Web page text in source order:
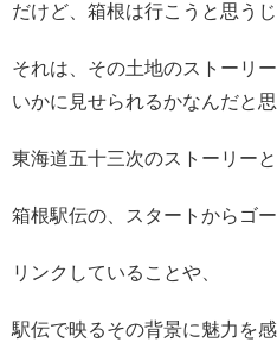
だけど、箱根は行こうと思うじ
それは、その土地のストーリ
いかに見せられるかなんだと思
東海道五十三次のストーリーと
箱根駅伝の、スタートからゴ
リンクしていることや、
駅伝で映るその背景に魅力を